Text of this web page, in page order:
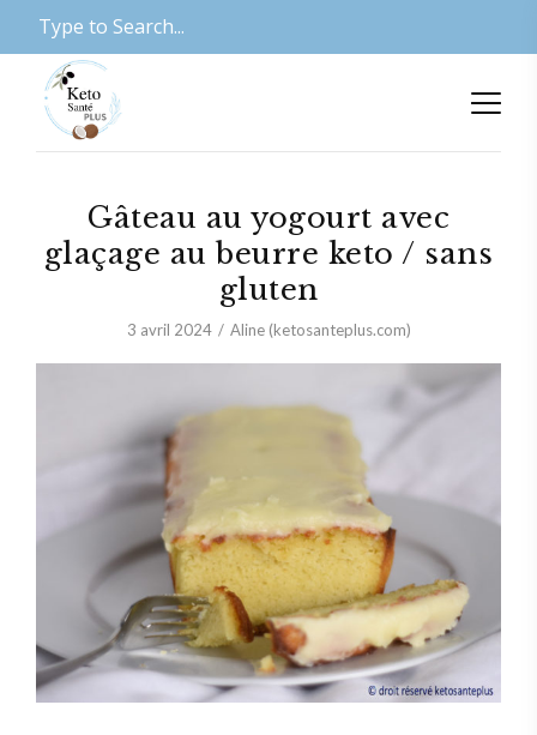
Gâteau au yogourt avec
glaçage au beurre keto / sans
gluten
3 avril 2024 Aline (ketosanteplus.com)